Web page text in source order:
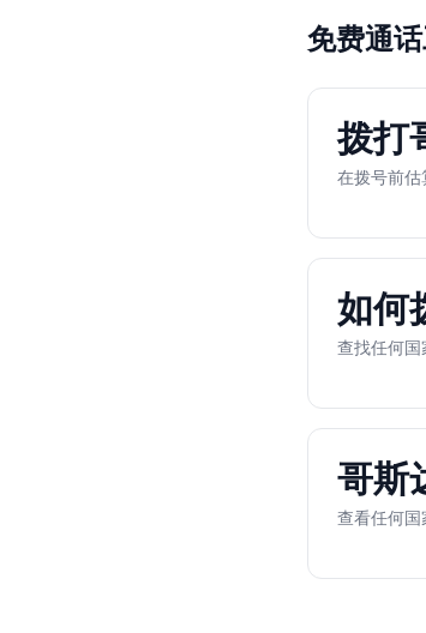
免费通
拨打
在拨号前估
如何
查找任何国
哥斯
查看任何国